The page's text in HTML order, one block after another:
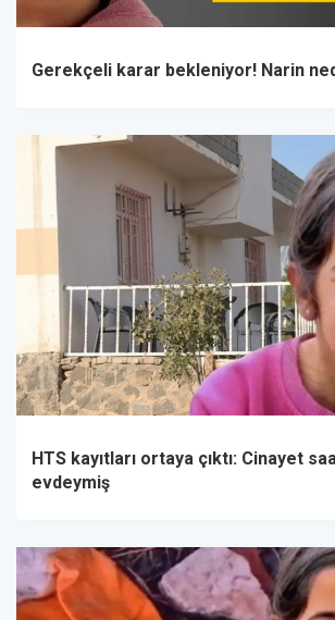
Gerekçeli karar bekleniyor! Narin
HTS kayıtları ortaya çıktı: Cinayet
evdeymiş